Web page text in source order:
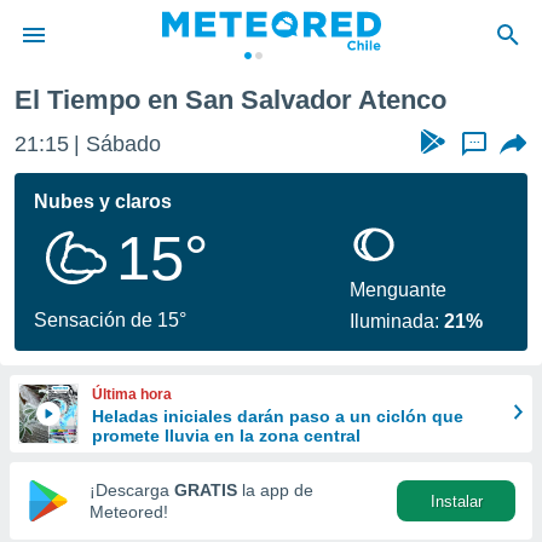
de
por
se
calidad.
a este
las
y
forma
digital
basada
El Tiempo en San Salvador Atenco
21:15 Sábado ...
Nubes y claros
15°
Sensación de 15°
Menguante
Iluminada:21%
Última hora
Heladas iniciales darán paso a un ciclón que
promete lluvia en la zona central
¡Descarga GRATIS la app de
Meteored!
Instalar